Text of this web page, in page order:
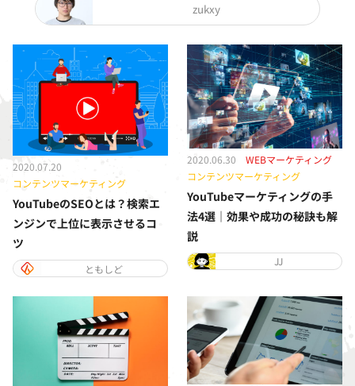
zukxy
2020.07.20
コンテンツマーケティング
YouTubeのSEOとは？検索エ
ンジンで上位に表示させるコ
ツ
ともしど
2020.06.30
WEBマーケティング
コンテンツマーケティング
YouTubeマーケティングの手
法4選｜効果や成功の秘訣も解
説
JJ